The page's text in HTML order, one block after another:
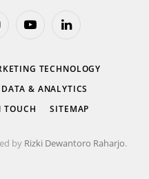
YouTubeLinkedIn
TECHNOLOGY
DATA & ANALYTICS
TOUCH SITEMAP
by Rizki Dewantoro Raharjo.